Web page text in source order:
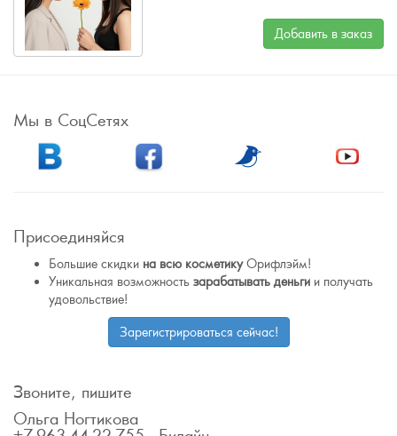
Добавить в заказ
Мы в СоцСетях
Присоединяйся
Большие скидки на всю косметикуОрифлэйм!
Уникальная возможность зарабатывать деньги и получать
удовольствие!
Зарегистрироваться сейчас!
Звоните, пишите
Ольга Ногтикова